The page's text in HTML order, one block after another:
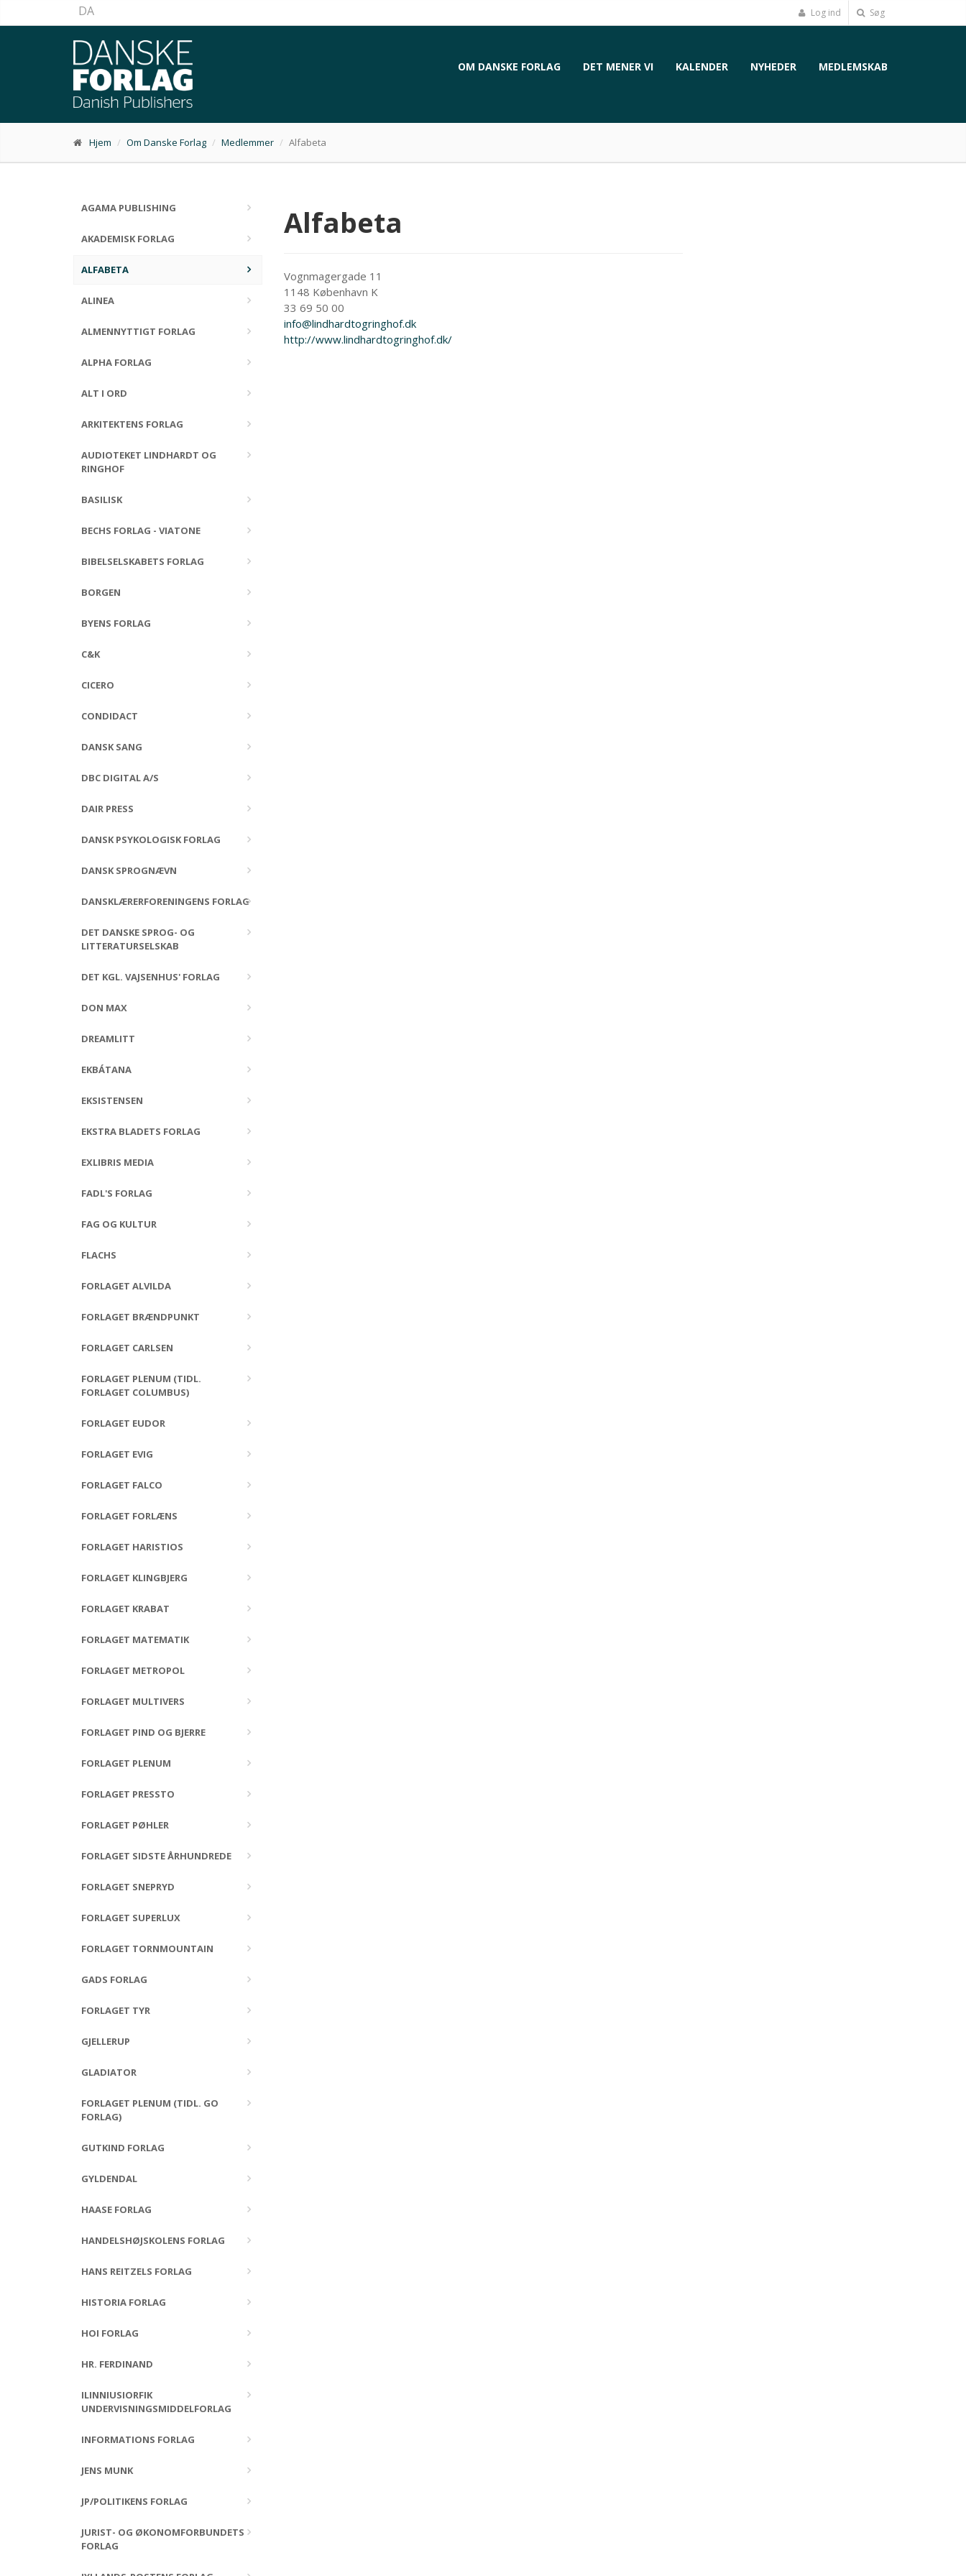
DA Log ind Søg
OM DANSKE FORLAG DET MENER VI KALENDER NYHEDER MEDLEMSKAB
Hjem Om Danske Forlag Medlemmer Alfabeta
AGAMA PUBLISHING
AKADEMISK FORLAG
ALFABETA
ALINEA
ALMENNYTTIGT FORLAG
ALPHA FORLAG
ALT I ORD
ARKITEKTENS FORLAG
AUDIOTEKET LINDHARDT OG
RINGHOF
BASILISK
BECHS FORLAG - VIATONE
BIBELSELSKABETS FORLAG
BORGEN
BYENS FORLAG
C&K
CICERO
CONDIDACT
DANSK SANG
DBC DIGITAL A/S
DAIR PRESS
DANSK PSYKOLOGISK FORLAG
DANSK SPROGNÆVN
DANSKLÆRERFORENINGENS FORLAG
DET DANSKE SPROG- OG
LITTERATURSELSKAB
DET KGL. VAJSENHUS' FORLAG
DON MAX
DREAMLITT
EKBÁTANA
EKSISTENSEN
EKSTRA BLADETS FORLAG
EXLIBRIS MEDIA
FADL'S FORLAG
FAG OG KULTUR
FLACHS
FORLAGET ALVILDA
FORLAGET BRÆNDPUNKT
FORLAGET CARLSEN
FORLAGET PLENUM (TIDL.
FORLAGET COLUMBUS)
FORLAGET EUDOR
FORLAGET EVIG
FORLAGET FALCO
FORLAGET FORLÆNS
FORLAGET HARISTIOS
FORLAGET KLINGBJERG
FORLAGET KRABAT
FORLAGET MATEMATIK
FORLAGET METROPOL
FORLAGET MULTIVERS
FORLAGET PIND OG BJERRE
FORLAGET PLENUM
FORLAGET PRESSTO
FORLAGET PØHLER
FORLAGET SIDSTE ÅRHUNDREDE
FORLAGET SNEPRYD
FORLAGET SUPERLUX
FORLAGET TORNMOUNTAIN
GADS FORLAG
FORLAGET TYR
GJELLERUP
GLADIATOR
FORLAGET PLENUM (TIDL. GO
FORLAG)
GUTKIND FORLAG
GYLDENDAL
HAASE FORLAG
HANDELSHØJSKOLENS FORLAG
HANS REITZELS FORLAG
HISTORIA FORLAG
HOI FORLAG
HR. FERDINAND
ILINNIUSIORFIK
UNDERVISNINGSMIDDELFORLAG
INFORMATIONS FORLAG
JENS MUNK
JP/POLITIKENS FORLAG
JURIST- OG ØKONOMFORBUNDETS
FORLAG
Alfabeta
Vognmagergade 11
1148 København K
33 69 50 00
info@lindhardtogringhof.dk
http://www.lindhardtogringhof.dk/